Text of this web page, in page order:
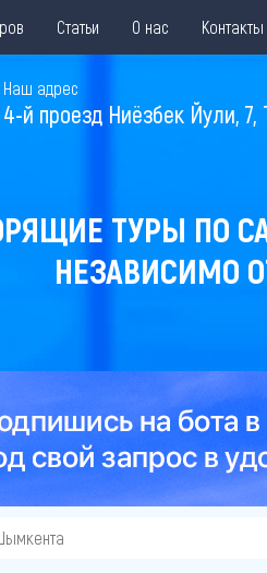
Статьи О нас Контакты
Наш адрес
4-й проезд Ниёзбек Йули, 7,
ТУРЫ ПО
НЕЗАВИСИМО